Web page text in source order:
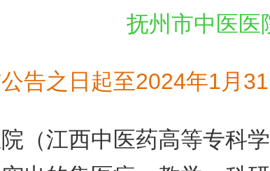
告之日起至2024年1月31
（江西中医药高等专科